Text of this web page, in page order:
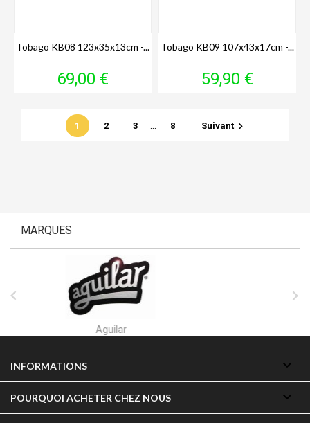
Tobago KB08 123x35x13cm -...
Prix
69,00 €
Tobago KB09 107x43x17cm -...
Prix
59,90 €
1 2 3 8 Suivant 
MARQUES
 
INFORMATIONS 
POURQUOI ACHETER CHEZ NOUS
